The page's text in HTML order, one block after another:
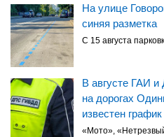
На улице
синяя разметка
С 15 августа
В августе ГАИ
на дорогах
известен график
«Мото»,